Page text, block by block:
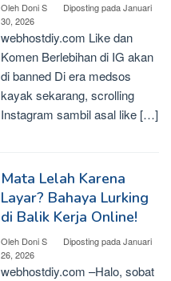
Oleh Doni S Diposting padaJanuari
30, 2026
webhostdiy.com Like dan
Komen Berlebihan di IG akan
di banned Di era medsos
kayak sekarang, scrolling
Instagram sambil asal like […]
Mata Lelah Karena
Layar? Bahaya Lurking
di Balik Kerja Online!
Oleh Doni S Diposting padaJanuari
26, 2026
webhostdiy.com –Halo, sobat